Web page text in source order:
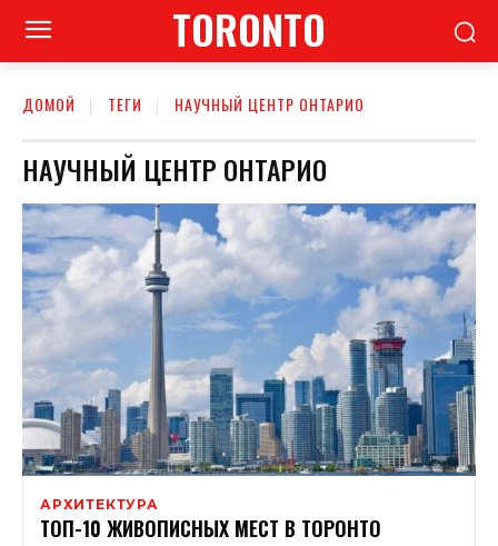
TORONTO
ДОМОЙ ТЕГИ НАУЧНЫЙ ЦЕНТР ОНТАРИО
НАУЧНЫЙ ЦЕНТР ОНТАРИО
АРХИТЕКТУРА
ТОП-10 ЖИВОПИСНЫХ МЕСТ В ТОРОНТО